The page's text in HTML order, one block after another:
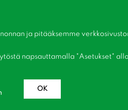
ja pitääksemme
napsauttamalla "Asetukset" alla.
OK